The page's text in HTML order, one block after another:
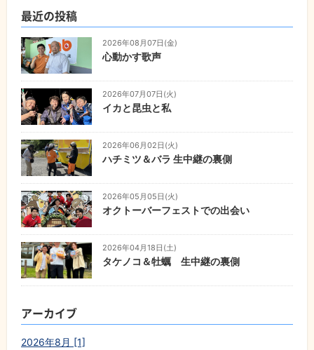
最近の投稿
2026年08月07日(金)
心動かす歌声
2026年07月07日(火)
イカと昆虫と私
2026年06月02日(火)
ハチミツ＆バラ 生中継の裏側
2026年05月05日(火)
オクトーバーフェストでの出会い
2026年04月18日(土)
タケノコ＆牡蠣 生中継の裏側
アーカイブ
2026年8月 [1]